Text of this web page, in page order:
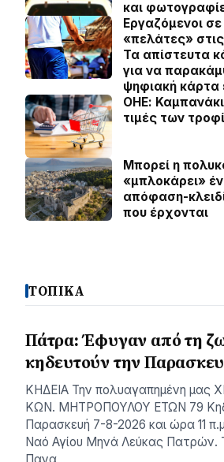
και
Εργαζόμενοι
«πελάτες»
Τα απίστευτα
για να
ψηφιακή κάρτα
ΟΗΕ: Καμπανάκι
τιμές των
Μπορεί η
«μπλοκάρει»
απόφαση-
που έρχονται
ΤΟΠΙΚΑ
Πάτρα: Έφυγαν από τη
κηδευτούν την
ΚΗΔΕΙΑ Την πολυαγαπημένη μας
ΚΩΝ. ΜΗΤΡΟΠΟΥΛΟΥ ΕΤΩΝ 79
Παρασκευή 7-8-2026 και ώρα 11
Ναό Αγίου Μηνά Λεύκας Πατρών.